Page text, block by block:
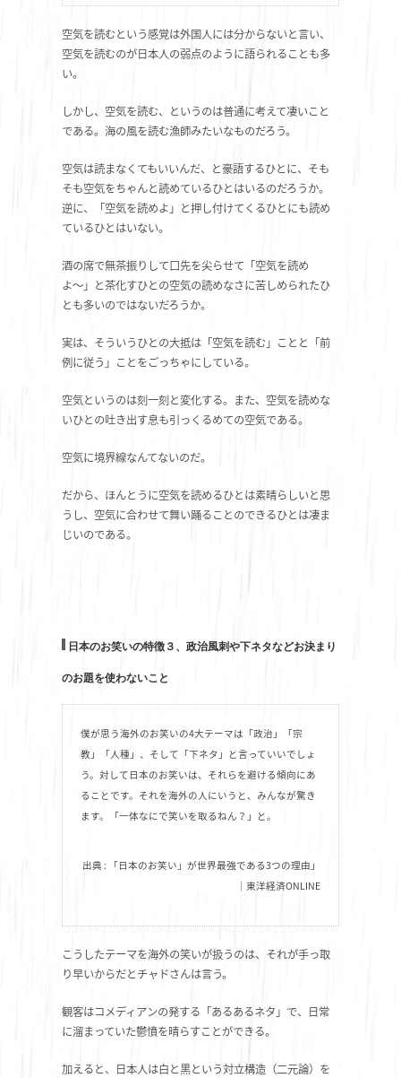
空気を読むという感覚は外国人には分からないと言い、
空気を読むのが日本人の弱点のように語られることも多
い。
しかし、空気を読む、というのは普通に考えて凄いこと
である。海の風を読む漁師みたいなものだろう。
空気は読まなくてもいいんだ、と豪語するひとに、そも
そも空気をちゃんと読めているひとはいるのだろうか。
逆に、「空気を読めよ」と押し付けてくるひとにも読め
ているひとはいない。
酒の席で無茶振りして口先を尖らせて「空気を読め
よ〜」と茶化すひとの空気の読めなさに苦しめられたひ
とも多いのではないだろうか。
実は、そういうひとの大抵は「空気を読む」ことと「前
例に従う」ことをごっちゃにしている。
空気というのは刻一刻と変化する。また、空気を読めな
いひとの吐き出す息も引っくるめての空気である。
空気に境界線なんてないのだ。
だから、ほんとうに空気を読めるひとは素晴らしいと思
うし、空気に合わせて舞い踊ることのできるひとは凄ま
じいのである。
日本のお笑いの特徴３、政治風刺や下ネタなどお決まり
のお題を使わないこと
僕が思う海外のお笑いの4大テーマは「政治」「宗
教」「人種」、そして「下ネタ」と言っていいでしょ
う。対して日本のお笑いは、それらを避ける傾向にあ
ることです。それを海外の人にいうと、みんなが驚き
ます。「一体なにで笑いを取るねん？」と。
出典 : 「日本のお笑い」が世界最強である3つの理由」
｜東洋経済ONLINE
こうしたテーマを海外の笑いが扱うのは、それが手っ取
り早いからだとチャドさんは言う。
観客はコメディアンの発する「あるあるネタ」で、日常
に溜まっていた鬱憤を晴らすことができる。
加えると、日本人は白と黒という対立構造（二元論）を